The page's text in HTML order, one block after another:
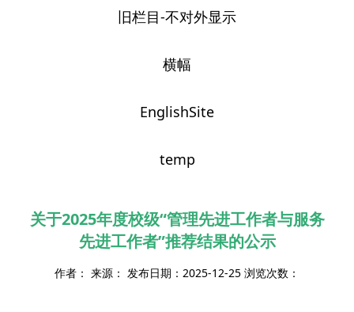
旧栏目-不对外显示
横幅
EnglishSite
temp
关于2025年度校级“管理先进工作者与服务
先进工作者”推荐结果的公示
作者： 来源： 发布日期：2025-12-25 浏览次数：